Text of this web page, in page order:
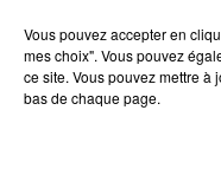
Vous pouvez accepter en
mes choix". Vous pouvez
ce site. Vous pouvez mettre à
bas de chaque page.